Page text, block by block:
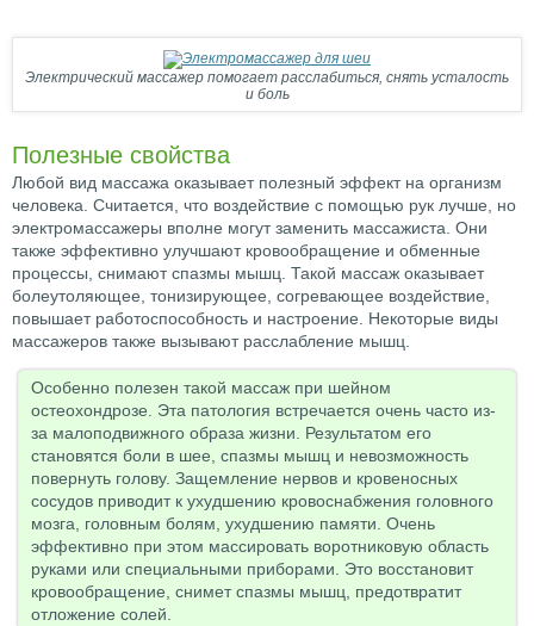
Электрический массажер помогает расслабиться, снять усталость
и боль
Полезные свойства
Любой вид массажа оказывает полезный эффект на организм
человека. Считается, что воздействие с помощью рук лучше, но
электромассажеры вполне могут заменить массажиста. Они
также эффективно улучшают кровообращение и обменные
процессы, снимают спазмы мышц. Такой массаж оказывает
болеутоляющее, тонизирующее, согревающее воздействие,
повышает работоспособность и настроение. Некоторые виды
массажеров также вызывают расслабление мышц.
Особенно полезен такой массаж при шейном
остеохондрозе. Эта патология встречается очень часто из-
за малоподвижного образа жизни. Результатом его
становятся боли в шее, спазмы мышц и невозможность
повернуть голову. Защемление нервов и кровеносных
сосудов приводит к ухудшению кровоснабжения головного
мозга, головным болям, ухудшению памяти. Очень
эффективно при этом массировать воротниковую область
руками или специальными приборами. Это восстановит
кровообращение, снимет спазмы мышц, предотвратит
отложение солей.